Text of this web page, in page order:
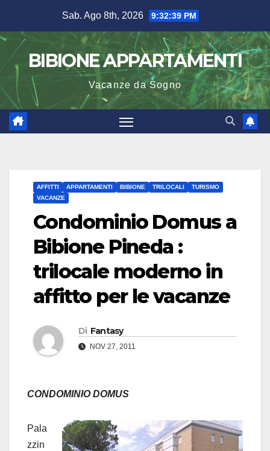
contenuto
Sab. Ago 8th, 2026 9:32:39 PM
BIBIONE APPARTAMENTI
Vacanze da Sogno
AFFITTI APPARTAMENTI BIBIONE TRILOCALI
TURISMO
VACANZE
Condominio Domus a
Bibione Pineda :
trilocale moderno in
affitto per le vacanze
Di Fantasy
NOV 27, 2011
CONDOMINIO DOMUS
Pala
zzin